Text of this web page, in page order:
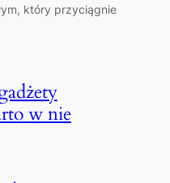
który przyciągnie
w nie